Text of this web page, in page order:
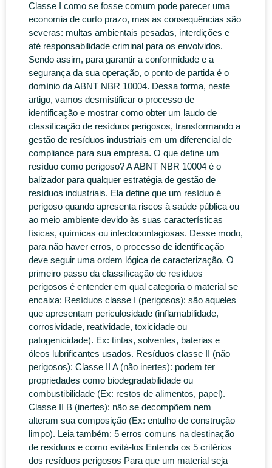
Classe I como se fosse comum pode parecer uma
economia de curto prazo, mas as consequências são
severas: multas ambientais pesadas, interdições e
até responsabilidade criminal para os envolvidos.
Sendo assim, para garantir a conformidade e a
segurança da sua operação, o ponto de partida é o
domínio da ABNT NBR 10004. Dessa forma, neste
artigo, vamos desmistificar o processo de
identificação e mostrar como obter um laudo de
classificação de resíduos perigosos, transformando a
gestão de resíduos industriais em um diferencial de
compliance para sua empresa. O que define um
resíduo como perigoso? A ABNT NBR 10004 é o
balizador para qualquer estratégia de gestão de
resíduos industriais. Ela define que um resíduo é
perigoso quando apresenta riscos à saúde pública ou
ao meio ambiente devido às suas características
físicas, químicas ou infectocontagiosas. Desse modo,
para não haver erros, o processo de identificação
deve seguir uma ordem lógica de caracterização. O
primeiro passo da classificação de resíduos
perigosos é entender em qual categoria o material se
encaixa: Resíduos classe I (perigosos): são aqueles
que apresentam periculosidade (inflamabilidade,
corrosividade, reatividade, toxicidade ou
patogenicidade). Ex: tintas, solventes, baterias e
óleos lubrificantes usados. Resíduos classe II (não
perigosos): Classe II A (não inertes): podem ter
propriedades como biodegradabilidade ou
combustibilidade (Ex: restos de alimentos, papel).
Classe II B (inertes): não se decompõem nem
alteram sua composição (Ex: entulho de construção
limpo). Leia também: 5 erros comuns na destinação
de resíduos e como evitá-los Entenda os 5 critérios
dos resíduos perigosos Para que um material seja